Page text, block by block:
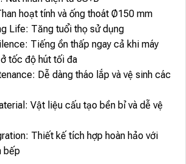
hoạt tính và ống thoát Ø150 mm
Life: Tăng tuổi thọ sử dụng
Tiếng ồn thấp ngay cả khi máy
tốc độ hút tối đa
Dễ dàng tháo lắp và vệ sinh các
Vật liệu cấu tạo bền bỉ và dễ vệ
Thiết kế tích hợp hoàn hảo với
bếp